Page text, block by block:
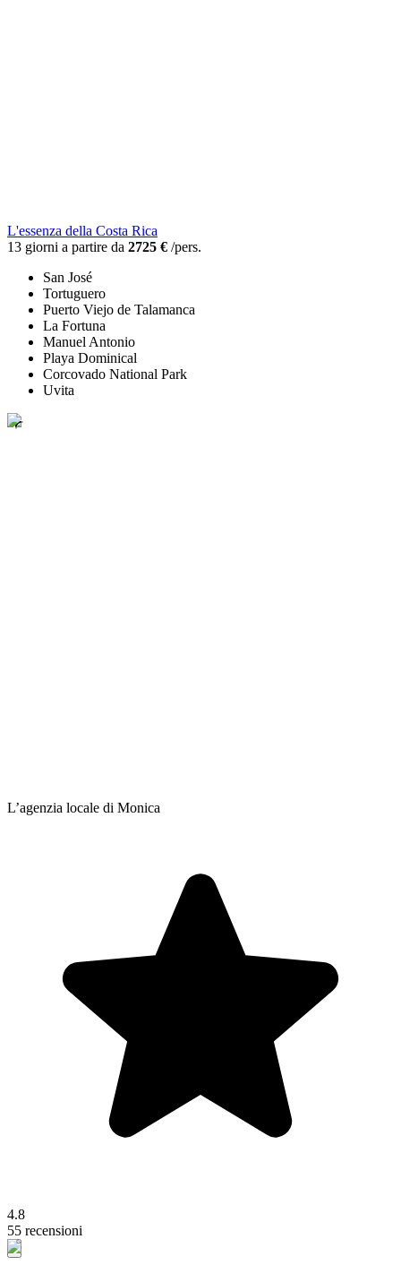
L'essenza della Costa Rica
13 giorni a partire da 2725 € /pers.
San José
Tortuguero
Puerto Viejo de Talamanca
La Fortuna
Manuel Antonio
Playa Dominical
Corcovado National Park
Uvita
L’agenzia locale di Monica
4.8
55 recensioni